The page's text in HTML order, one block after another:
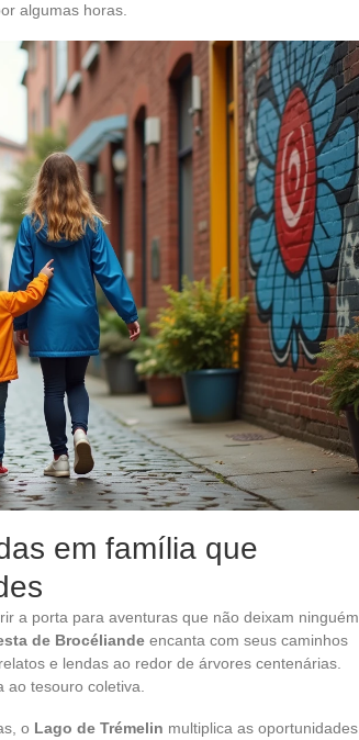
algumas horas.
em família que
a porta para aventuras que não deixam ninguém
de Brocéliande encanta com seus caminhos
e lendas ao redor de árvores centenárias.
tesouro coletiva.
o Lago de Trémelin multiplica as oportunidades.